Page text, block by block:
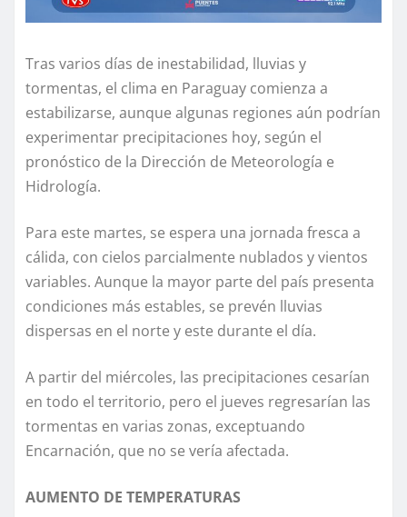
Tras varios días de inestabilidad, lluvias y
tormentas, el clima en Paraguay comienza a
estabilizarse, aunque algunas regiones aún podrían
experimentar precipitaciones hoy, según el
pronóstico de la Dirección de Meteorología e
Hidrología.
Para este martes, se espera una jornada fresca a
cálida, con cielos parcialmente nublados y vientos
variables. Aunque la mayor parte del país presenta
condiciones más estables, se prevén lluvias
dispersas en el norte y este durante el día.
A partir del miércoles, las precipitaciones cesarían
en todo el territorio, pero el jueves regresarían las
tormentas en varias zonas, exceptuando
Encarnación, que no se vería afectada.
AUMENTO DE TEMPERATURAS